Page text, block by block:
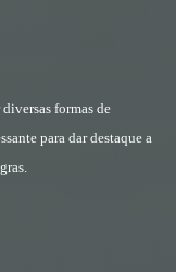
formas de
para dar destaque a